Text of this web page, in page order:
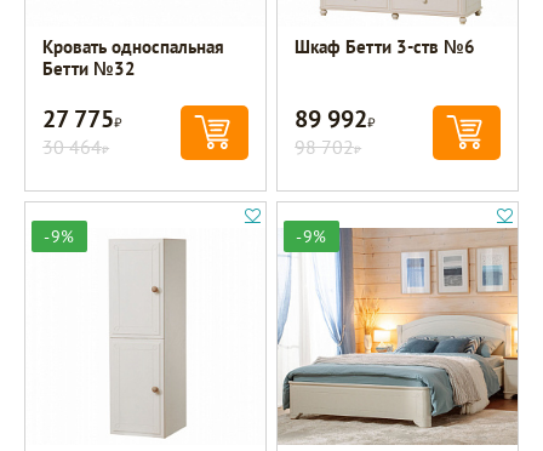
Кровать односпальная
Бетти №32
27 775Р
30 464Р
Шкаф Бетти 3-ств №6
89 992Р
98 702Р
-9% -9%